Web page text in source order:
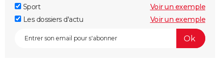
Sport
Voir un exemple
Les dossiers d'actu
Voir un exemple